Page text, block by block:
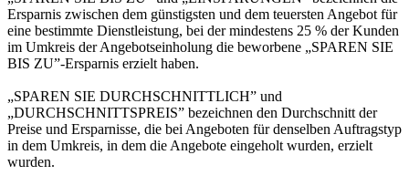
Ersparnis zwischen dem günstigsten und dem teuersten Angebot für
eine bestimmte Dienstleistung, bei der mindestens 25 % der Kunden
im Umkreis der Angebotseinholung die beworbene „SPAREN SIE
BIS ZU”-Ersparnis erzielt haben.
„SPAREN SIE DURCHSCHNITTLICH” und
„DURCHSCHNITTSPREIS” bezeichnen den Durchschnitt der
Preise und Ersparnisse, die bei Angeboten für denselben Auftragstyp
in dem Umkreis, in dem die Angebote eingeholt wurden, erzielt
wurden.